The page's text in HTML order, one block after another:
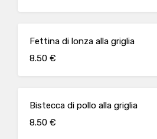
Fettina di lonza alla griglia
8.50 €
Bistecca di pollo alla griglia
8.50 €